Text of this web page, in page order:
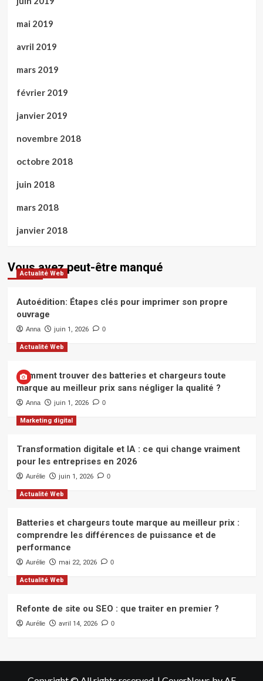
mai 2019
avril 2019
mars 2019
février 2019
janvier 2019
novembre 2018
octobre 2018
juin 2018
mars 2018
janvier 2018
Vous avez peut-être manqué
Actualité Web
Autoédition: Étapes clés pour imprimer son propre
ouvrage
Anna juin 1, 2026 0
Actualité Web
Comment trouver des batteries et chargeurs toute
marque au meilleur prix sans négliger la qualité ?
Anna juin 1, 2026 0
Marketing digital
Transformation digitale et IA : ce qui change vraiment
pour les entreprises en 2026
Aurélie juin 1, 2026 0
Actualité Web
Batteries et chargeurs toute marque au meilleur prix :
comprendre les différences de puissance et de
performance
Aurélie mai 22, 2026 0
Actualité Web
Refonte de site ou SEO : que traiter en premier ?
Aurélie avril 14, 2026 0